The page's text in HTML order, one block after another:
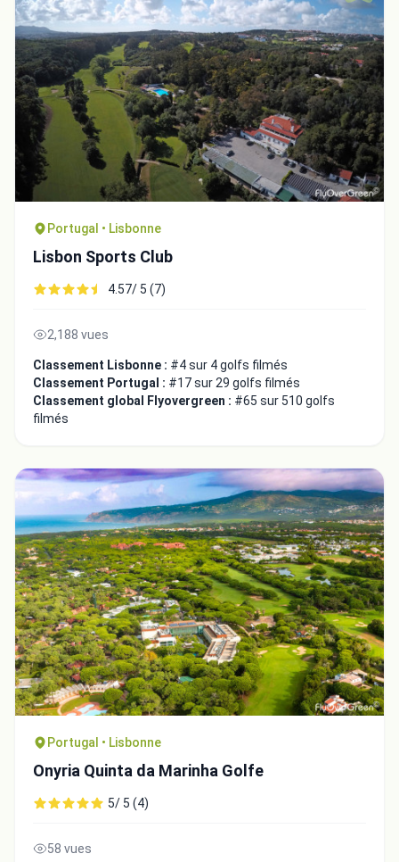
Portugal • Lisbonne
Lisbon Sports Club
4.57/ 5 (7)
2,188 vues
Classement Lisbonne : #4 sur 4 golfs filmés
Classement Portugal : #17 sur 29 golfs filmés
Classement global Flyovergreen : #65 sur 510 golfs
filmés
Portugal • Lisbonne
Onyria Quinta da Marinha Golfe
5/ 5 (4)
58 vues